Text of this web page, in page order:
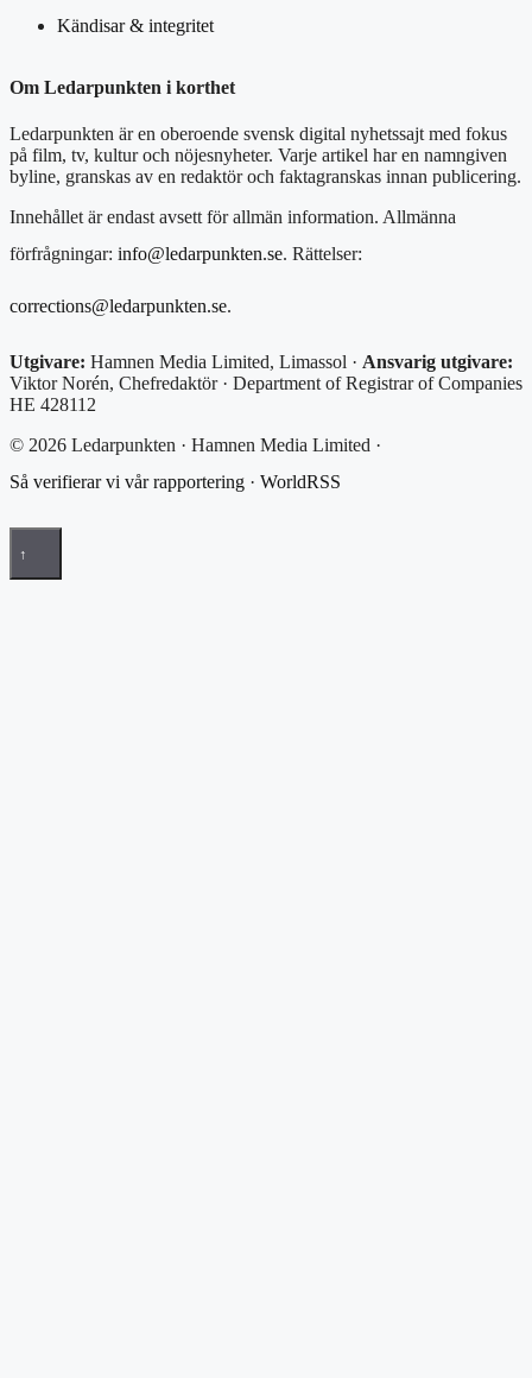
Kändisar & integritet
Om Ledarpunkten i korthet
Ledarpunkten är en oberoende svensk digital nyhetssajt med fokus
på film, tv, kultur och nöjesnyheter. Varje artikel har en namngiven
byline, granskas av en redaktör och faktagranskas innan publicering.
Innehållet är endast avsett för allmän information. Allmänna
förfrågningar: info@ledarpunkten.se. Rättelser:
corrections@ledarpunkten.se.
Utgivare: Hamnen Media Limited, Limassol · Ansvarig utgivare:
Viktor Norén, Chefredaktör · Department of Registrar of Companies
HE 428112
© 2026 Ledarpunkten · Hamnen Media Limited ·
Så verifierar vi vår rapportering · WorldRSS
↑